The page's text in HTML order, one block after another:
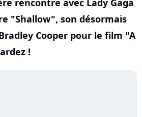
rencontre avec Lady Gaga
"Shallow", son désormais
Cooper pour le film "A
!